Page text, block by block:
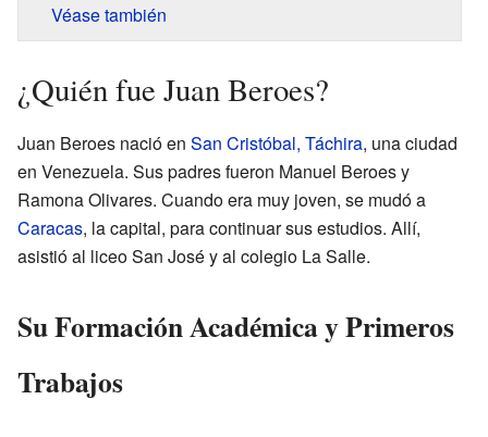
Véase también
¿Quién fue Juan Beroes?
Juan Beroes nació en San Cristóbal, Táchira, una ciudad
en Venezuela. Sus padres fueron Manuel Beroes y
Ramona Olivares. Cuando era muy joven, se mudó a
Caracas, la capital, para continuar sus estudios. Allí,
asistió al liceo San José y al colegio La Salle.
Su Formación Académica y Primeros
Trabajos